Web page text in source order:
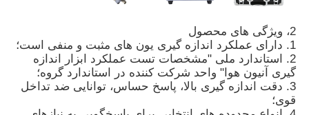
2، ویژگی های محصول
1. دارای عملکرد اندازه گیری یون های مثبت و منفی است؛
2. استاندارد ملی "مشخصات تست عملکرد ابزار اندازه
گیری آنیون هوا" واحد شرکت کننده در استاندارد گروه؛
3. دقت اندازه گیری بالا، پاسخ حساس، توانایی ضد تداخل
قوی؛